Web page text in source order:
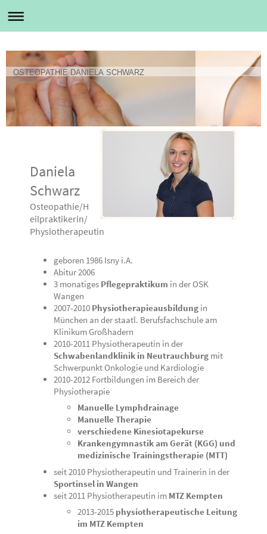
OSTEOPATHIE DANIELA SCHWARZ
Daniela
Schwarz
Osteopathie/H
eilpraktikerin/
Physiotherapeutin
geboren 1986 Isny i.A.
Abitur 2006
3 monatiges Pflegepraktikum in der OSK
Wangen
2007-2010 Physiotherapieausbildung in
München an der staatl. Berufsfachschule am
Klinikum Großhadern
2010-2011 Physiotherapeutin in der
Schwabenlandklinik in Neutrauchburg mit
Schwerpunkt Onkologie und Kardiologie
2010-2012 Fortbildungen im Bereich der
Physiotherapie
Manuelle Lymphdrainage
Manuelle Therapie
verschiedene Kinesiotapekurse
Krankengymnastik am Gerät (KGG) und
medizinische Trainingstherapie (MTT)
seit 2010 Physiotherapeutin und Trainerin in der
Sportinsel in Wangen
seit 2011 Physiotherapeutin im MTZ Kempten
2013-2015 physiotherapeutische Leitung
im MTZ Kempten